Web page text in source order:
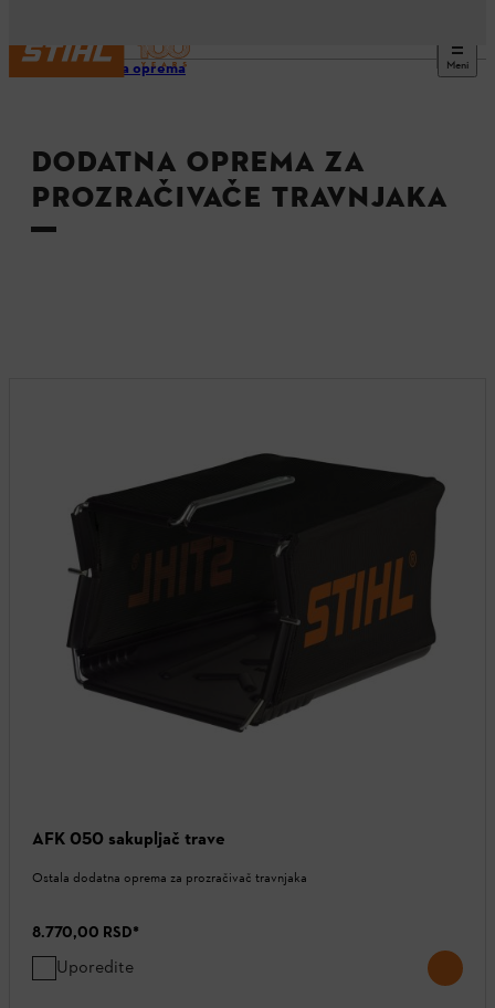
Meni
Dodatna oprema
DODATNA OPREMA ZA
PROZRAČIVAČE TRAVNJAKA
AFK 050 sakupljač trave
Ostala dodatna oprema za prozračivač travnjaka
8.770,00 RSD*
Uporedite